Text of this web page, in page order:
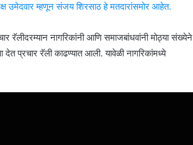
उमेदवार म्हणून संजय शिरसाठ हे मतदारांसमोर आहेत.
रॅलीदरम्यान नागरिकांनी आणि समाजबांधवांनी मोठ्या संख्येने
देत प्रचार रॅली काढण्यात आली. यावेळी नागरिकांमध्ये